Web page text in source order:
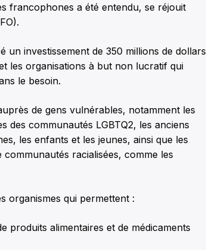
francophones a été entendu, se réjouit
investissement de 350 millions de dollars
les organisations à but non lucratif qui
le besoin.
de gens vulnérables, notamment les
des communautés LGBTQ2, les anciens
les enfants et les jeunes, ainsi que les
racialisées, comme les
organismes qui permettent :
produits alimentaires et de médicaments